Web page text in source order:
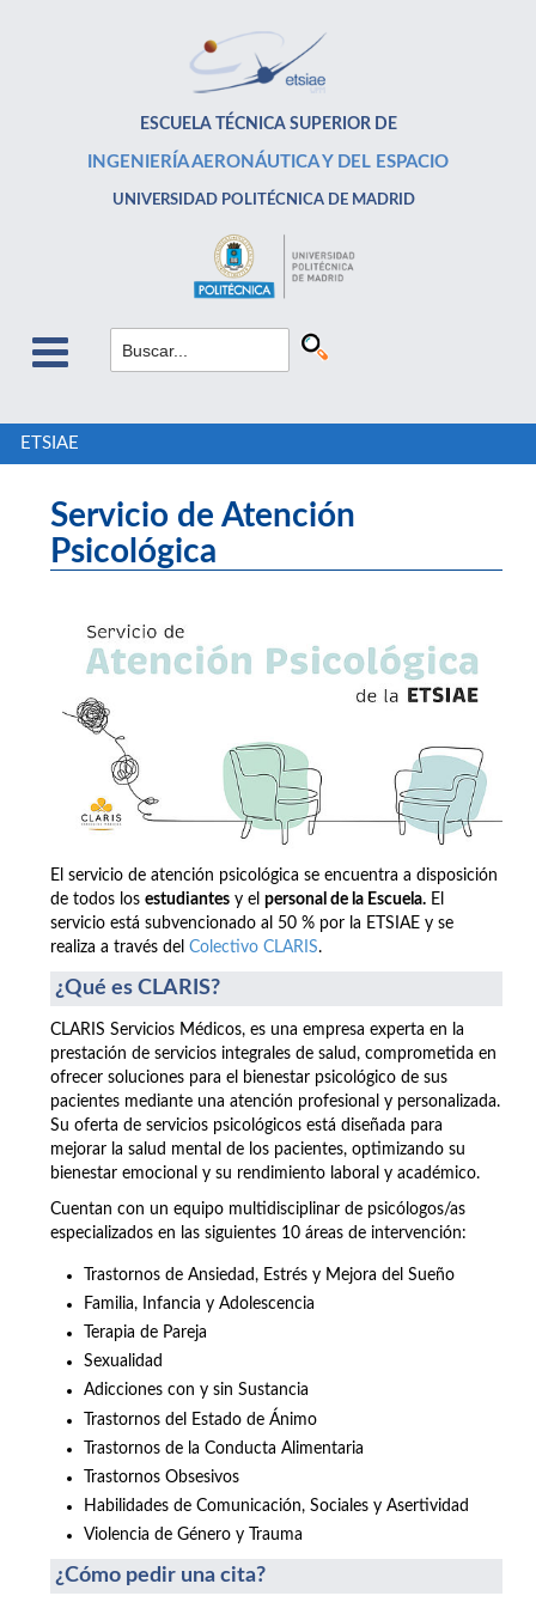
ESCUELA TÉCNICA SUPERIOR DE
INGENIERÍA AERONÁUTICA Y DEL ESPACIO
UNIVERSIDAD POLITÉCNICA DE MADRID
ETSIAE
Servicio de Atención
Psicológica
El servicio de atención psicológica se encuentra a disposición
de todos los estudiantes y el personal de la Escuela. El
servicio está subvencionado al 50 % por la ETSIAE y se
realiza a través del Colectivo CLARIS.
¿Qué es CLARIS?
CLARIS Servicios Médicos, es una empresa experta en la
prestación de servicios integrales de salud, comprometida en
ofrecer soluciones para el bienestar psicológico de sus
pacientes mediante una atención profesional y personalizada.
Su oferta de servicios psicológicos está diseñada para
mejorar la salud mental de los pacientes, optimizando su
bienestar emocional y su rendimiento laboral y académico.
Cuentan con un equipo multidisciplinar de psicólogos/as
especializados en las siguientes 10 áreas de intervención:
Trastornos de Ansiedad, Estrés y Mejora del Sueño
Familia, Infancia y Adolescencia
Terapia de Pareja
Sexualidad
Adicciones con y sin Sustancia
Trastornos del Estado de Ánimo
Trastornos de la Conducta Alimentaria
Trastornos Obsesivos
Habilidades de Comunicación, Sociales y Asertividad
Violencia de Género y Trauma
¿Cómo pedir una cita?